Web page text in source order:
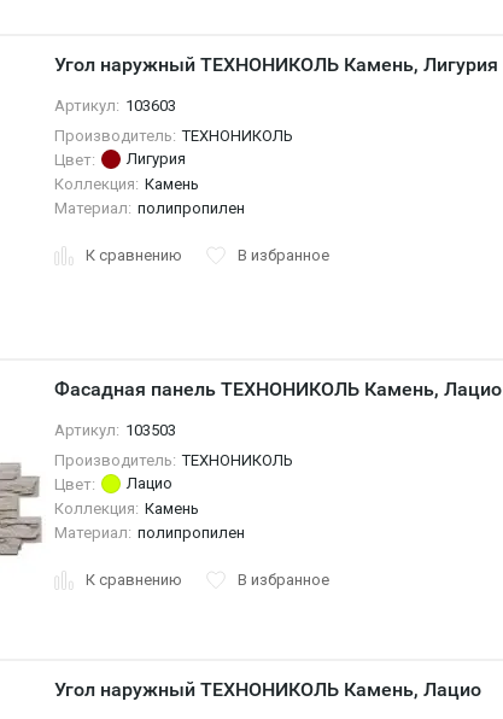
Угол наружный ТЕХНОНИКОЛЬ Камень, Лигурия
Артикул: 103603
Производитель: ТЕХНОНИКОЛЬ
Цвет:
Лигурия
Коллекция: Камень
Материал: полипропилен
К сравнению В избранное
Фасадная панель ТЕХНОНИКОЛЬ Камень, Лацио
Артикул: 103503
Производитель: ТЕХНОНИКОЛЬ
Цвет:
Лацио
Коллекция: Камень
Материал: полипропилен
К сравнению В избранное
Угол наружный ТЕХНОНИКОЛЬ Камень, Лацио